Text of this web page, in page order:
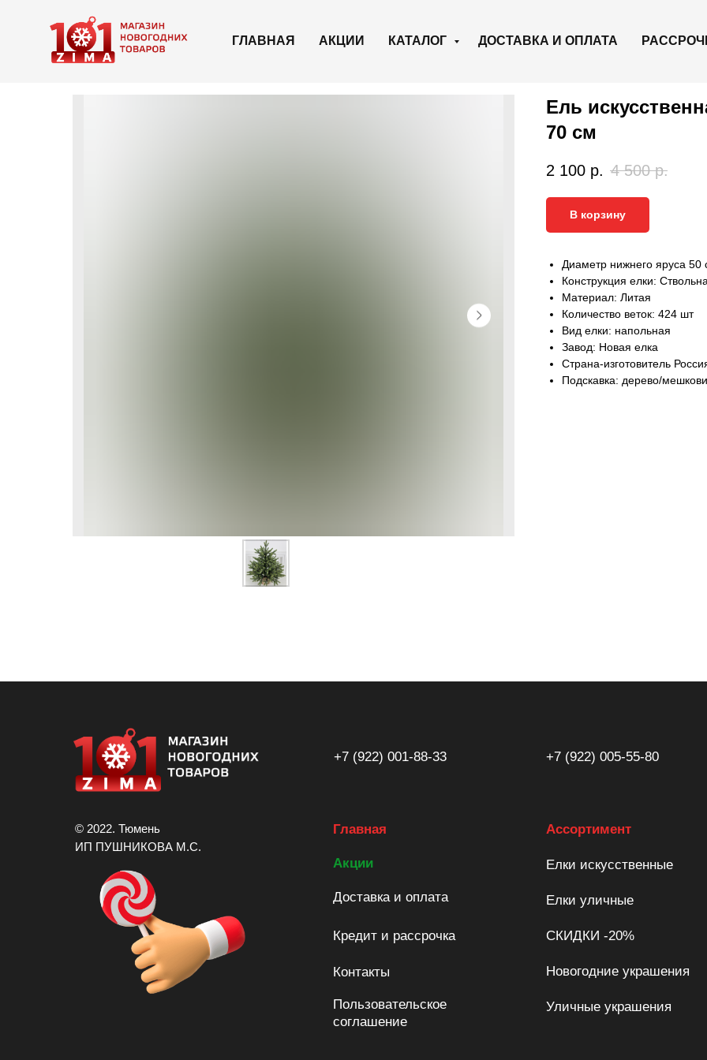
ГЛАВНАЯ АКЦИИ КАТАЛОГ ДОСТАВКА И ОПЛАТА
Ель
70 см
2 100 р. 4 500 р.
В корзину
Диаметр нижнего яруса 50
Конструкция елки:
Материал: Литая
Количество веток: 424 шт
Вид елки: напольная
Завод: Новая елка
Страна-изготовитель
Подскавка: дерево/
© 2022. Тюмень
ИП ПУШНИКОВА М.С.
Ассортимент
Акции Елки искусственные
СКИДКИ -20%
Главная
Доставка и оплата
Контакты
Пользовательское
соглашение
+7 (922) 001-88-33 +7 (922) 005-55-80
Новогодние украшения
Уличные украшения
Елки уличные
Кредит и рассрочка